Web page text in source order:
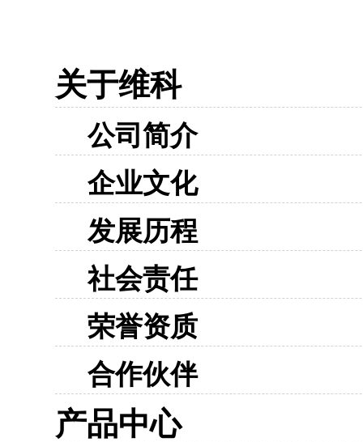
关于维科
公司简介
企业文化
发展历程
社会责任
荣誉资质
合作伙伴
产品中心